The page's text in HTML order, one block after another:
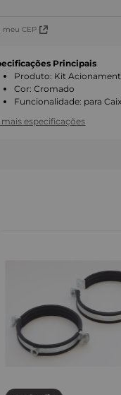
meu CEP
Principais
Produto: Kit
Cor:Cromado
Funcionalidade: para
mais especificações